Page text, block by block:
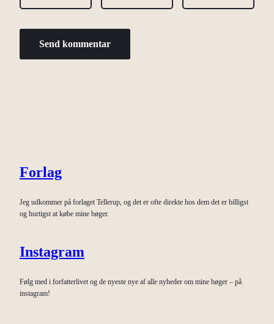
Forlag
Jeg udkommer på forlaget Tellerup, og det er ofte direkte hos dem det er billigst
og hurtigst at købe mine bøger.
Instagram
Følg med i forfatterlivet og de nyeste nye af alle nyheder om mine bøger – på
instagram!